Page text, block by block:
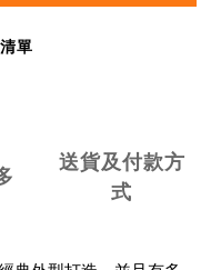
單
送貨及付款方
式